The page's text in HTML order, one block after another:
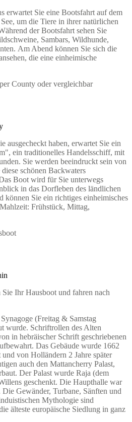
erwartet Sie eine Bootsfahrt auf dem
um die Tiere in ihrer natürlichen
der Bootsfahrt sehen Sie
Sambars, Wildhunde,
Am Abend können Sie sich die
die eine einheimische
County oder vergleichbar
ausgecheckt haben, erwartet Sie ein
ein traditionelles Handelsschiff, mit
Sie werden beeindruckt sein von
schönen Backwaters
Boot wird für Sie unterwegs
in das Dorfleben des ländlichen
können Sie ein richtiges einheimisches
Frühstück, Mittag,
Sie Ihr Hausboot und fahren nach
(Freitag & Samstag
wurde. Schriftrollen des Alten
in hebräischer Schrift geschriebenen
Das Gebäude wurde 1662
von Holländern 2 Jahre später
auch den Mattancherry Palast,
Der Palast wurde Raja (dem
geschenkt. Die Haupthalle war
Gewänder, Turbane, Sänften und
Mythologie sind
älteste europäische Siedlung in ganz